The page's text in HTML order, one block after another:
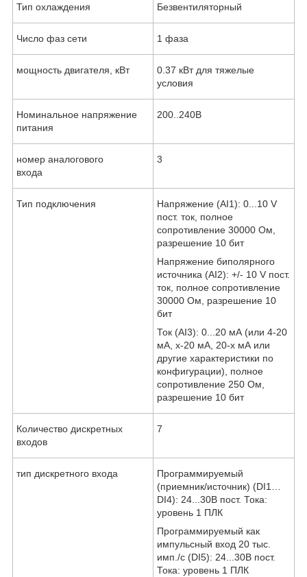
Тип охлаждения Безвентиляторный
Число фаз сети 1 фаза
мощность двигателя, кВт
0.37 кВт для тяжелые
условия
Номинальное напряжение
питания
200..240В
номер аналогового
входа
3
Тип подключения
Напряжение (AI1): 0...10 V
пост. ток, полное
сопротивление 30000 Ом,
разрешение 10 бит
Напряжение биполярного
источника (AI2): +/- 10 V пост.
ток, полное сопротивление
30000 Ом, разрешение 10
бит
Ток (AI3): 0...20 мА (или 4-20
мА, x-20 мА, 20-x мА или
другие характеристики по
конфигурации), полное
сопротивление 250 Ом,
разрешение 10 бит
Количество дискретных
входов
7
тип дискретного входа
Программируемый
(приемник/источник) (DI1…
DI4): 24...30В пост. Тока:
уровень 1 ПЛК
Программируемый как
импульсный вход 20 тыс.
имп./с (DI5): 24...30В пост.
Тока: уровень 1 ПЛК